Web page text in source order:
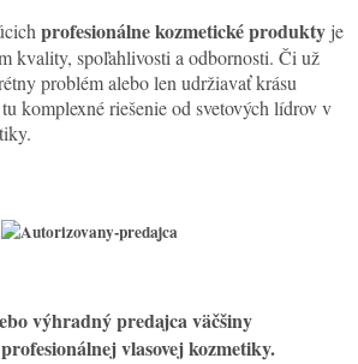
profesionálne kozmetické produkty je
kvality, spoľahlivosti a odbornosti. Či už
problém alebo len udržiavať krásu
komplexné riešenie od svetových lídrov v
výhradný predajca väčšiny
vlasovej kozmetiky.